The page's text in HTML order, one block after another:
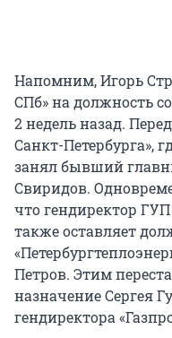
Напомним, Игорь
СПб» на должность
2 недель назад.
Санкт-Петербурга»,
занял бывший
Свиридов.
что гендиректор
также оставляет
Петров. Этим
назначение Сергея
гендиректора